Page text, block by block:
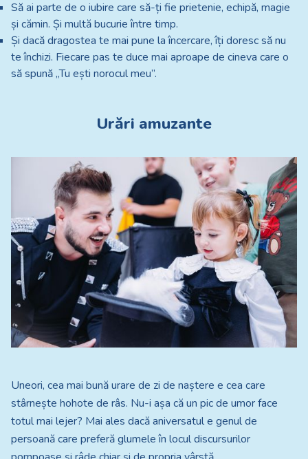
Să ai parte de o iubire care să-ți fie prietenie, echipă, magie
și cămin. Și multă bucurie între timp.
Și dacă dragostea te mai pune la încercare, îți doresc să nu
te închizi. Fiecare pas te duce mai aproape de cineva care o
să spună „Tu ești norocul meu”.
Urări amuzante
Uneori, cea mai bună urare de zi de naștere e cea care
stârnește hohote de râs. Nu-i așa că un pic de umor face
totul mai lejer? Mai ales dacă aniversatul e genul de
persoană care preferă glumele în locul discursurilor